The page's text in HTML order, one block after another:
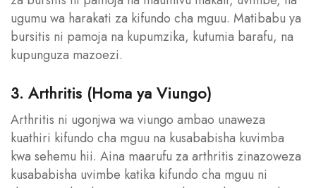
ugumu wa harakati za kifundo cha mguu. Matibabu ya
bursitis ni pamoja na kupumzika, kutumia barafu, na
kupunguza mazoezi.
3. Arthritis (Homa ya Viungo)
Arthritis ni ugonjwa wa viungo ambao unaweza
kuathiri kifundo cha mguu na kusababisha kuvimba
kwa sehemu hii. Aina maarufu za arthritis zinazoweza
kusababisha uvimbe katika kifundo cha mguu ni